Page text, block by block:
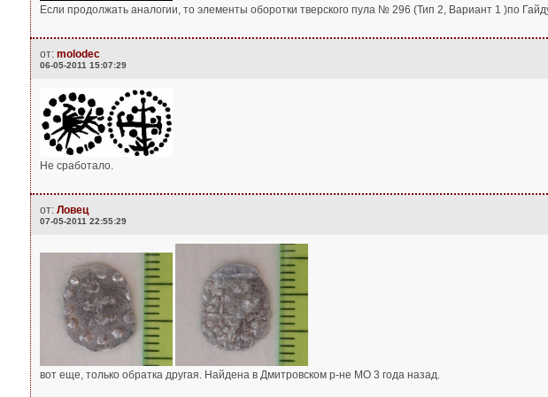
Если продолжать аналогии, то элементы оборотки тверского пула № 296 (Тип 2, Вариант 1 )по
от: molodec
06-05-2011 15:07:29
Не сработало.
от: Ловец
07-05-2011 22:55:29
вот еще, только обратка другая. Найдена в Дмитровском р-не МО 3 года назад.